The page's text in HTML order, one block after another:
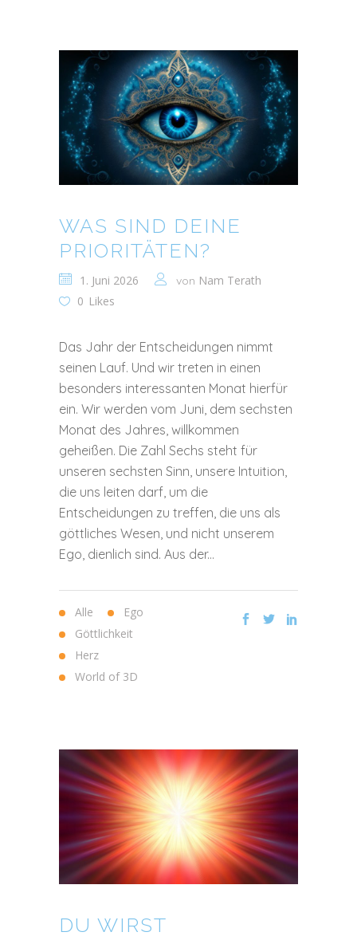
WAS SIND DEINE
PRIORITÄTEN?
1. Juni 2026 von Nam Terath
0 Likes
Das Jahr der Entscheidungen nimmt
seinen Lauf. Und wir treten in einen
besonders interessanten Monat hierfür
ein. Wir werden vom Juni, dem sechsten
Monat des Jahres, willkommen
geheißen. Die Zahl Sechs steht für
unseren sechsten Sinn, unsere Intuition,
die uns leiten darf, um die
Entscheidungen zu treffen, die uns als
göttliches Wesen, und nicht unserem
Ego, dienlich sind. Aus der...
Alle
Ego
Göttlichkeit
Herz
World of 3D
DU WIRST